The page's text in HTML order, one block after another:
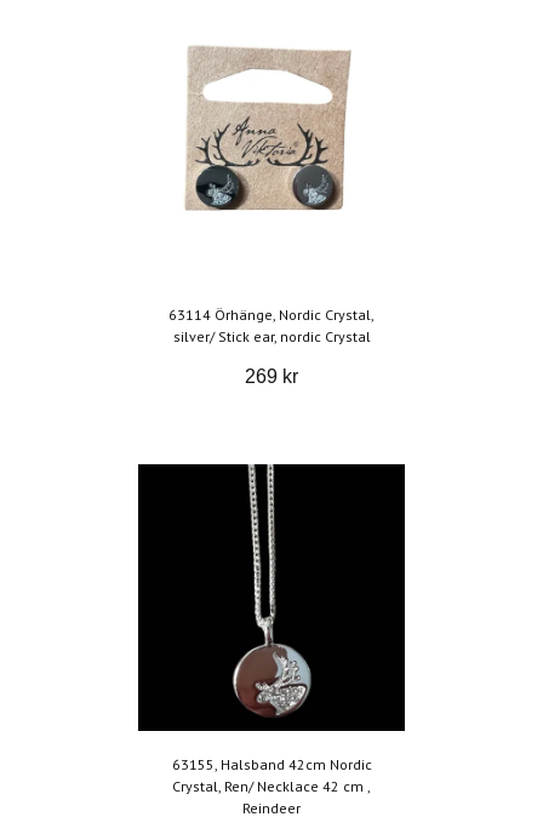
63114 Örhänge, Nordic Crystal,
silver/ Stick ear, nordic Crystal
269 kr
63155, Halsband 42cm Nordic
Crystal, Ren/ Necklace 42 cm ,
Reindeer